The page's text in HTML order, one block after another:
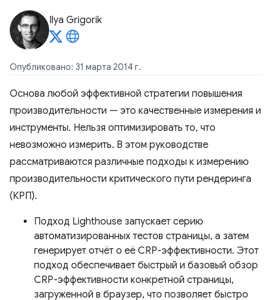
Ilya Grigorik
Опубликовано: 31 марта 2014 г.
Основа любой эффективной стратегии повышения
производительности — это качественные измерения и
инструменты. Нельзя оптимизировать то, что
невозможно измерить. В этом руководстве
рассматриваются различные подходы к измерению
производительности критического пути рендеринга
(КРП).
Подход Lighthouse запускает серию
автоматизированных тестов страницы, а затем
генерирует отчёт о её CRP-эффективности. Этот
подход обеспечивает быстрый и базовый обзор
CRP-эффективности конкретной страницы,
загруженной в браузер, что позволяет быстро